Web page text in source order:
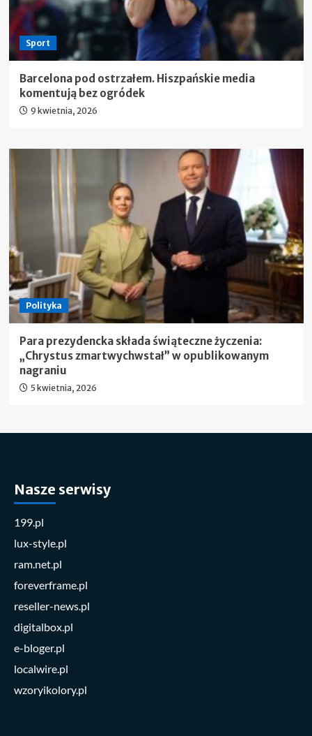
Sport
Barcelona pod ostrzałem. Hiszpańskie media
komentują bez ogródek
9 kwietnia, 2026
Polityka
Para prezydencka składa świąteczne życzenia:
„Chrystus zmartwychwstał” w opublikowanym
nagraniu
5 kwietnia, 2026
Nasze serwisy
199.pl
lux-style.pl
ram.net.pl
foreverframe.pl
reseller-news.pl
digitalbox.pl
e-bloger.pl
localwire.pl
wzoryikolory.pl